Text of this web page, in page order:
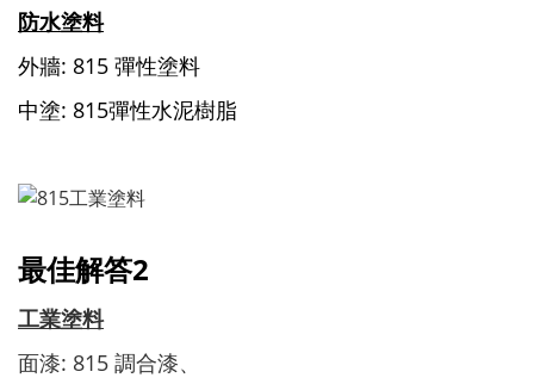
防水塗料
外牆: 815 彈性塗料
中塗: 815彈性水泥樹脂
最佳解答2
工業塗料
面漆: 815 調合漆、